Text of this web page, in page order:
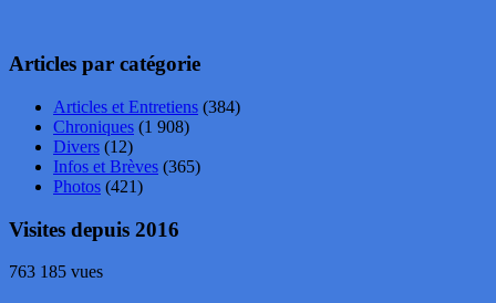
Articles par catégorie
Articles et Entretiens (384)
Chroniques (1 908)
Divers (12)
Infos et Brèves (365)
Photos (421)
Visites depuis 2016
763 185 vues